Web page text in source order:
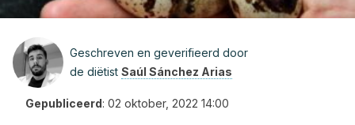
Geschreven en geverifieerd door
de diëtist Saúl Sánchez Arias
Gepubliceerd: 02 oktober, 2022 14:00